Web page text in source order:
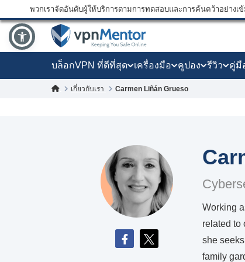
พวกเราจัดอันดับผู้ให้บริการตามการทดสอบและการค้นคว้าอย่าง
บล็อกVPN ที่ดีที่สุด เครื่องมือ คูปอง รีวิว คู่มื
เกี่ยวกับเรา Carmen Liñán Grueso
Working
related to
she
family